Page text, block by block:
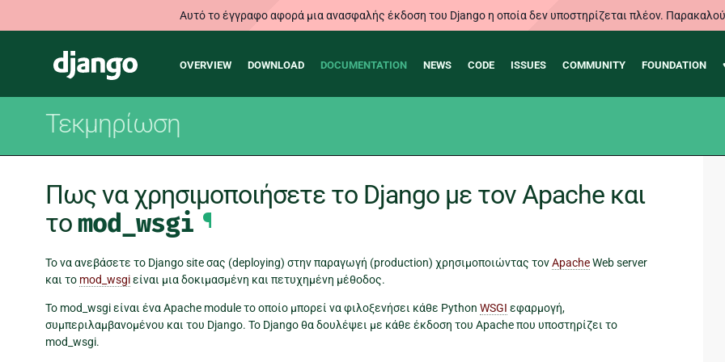
Αυτό το έγγραφο αφορά μια ανασφαλής έκδοση του Django η οποία δεν υποστηρίζεται πλέον.
Django
Main
OVERVIEW DOWNLOAD DOCUMENTATION NEWS CODE ISSUES COMMUNITY FOUNDATION
Τεκμηρίωση
Πως να χρησιμοποιήσετε το Django με τον Apache και
τοmod_wsgi ¶
Το να ανεβάσετε το Django site σας (deploying) στην παραγωγή (production) χρησιμοποιώντας τονApacheWeb server
και το mod_wsgiείναι μια δοκιμασμένη και πετυχημένη μέθοδος.
Το mod_wsgi είναι ένα Apache module το οποίο μπορεί να φιλοξενήσει κάθε Python WSGI εφαρμογή,
συμπεριλαμβανομένου και του Django. Το Django θα δουλέψει με κάθε έκδοση του Apache που υποστηρίζει το
mod_wsgi.